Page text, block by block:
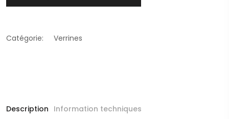
Catégorie: Verrines
Description Information techniques